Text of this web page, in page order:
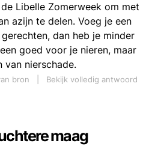
Libelle Zomerweek om met
azijn te delen. Voeg je een
dan heb je minder
goed voor je nieren, maar
nierschade.
bron
Bekijk volledig antwoord
maag